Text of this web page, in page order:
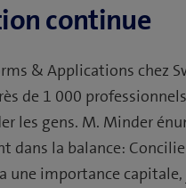
continue
& Applications chez
de 1 000
les gens. M. Minder
dans la balance:
une importance